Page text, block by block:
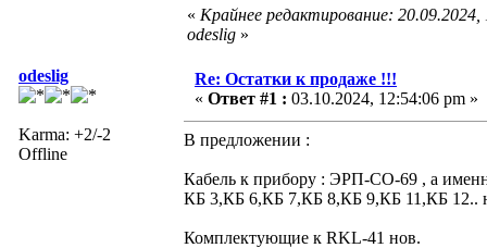
« Крайнее редактирование:
odeslig »
odeslig
Karma: +2/-2
Offline
Re: Остатки к продаже !!!
« Ответ #1 : 03.10.2024, 12:54:06 pm »
В предложении :
Кабель к прибору : ЭРП-СО-69 , а
КБ 3,КБ 6,КБ 7,КБ 8,КБ 9,КБ 11,КБ 12..
Комплектующие к RKL-41 нов.